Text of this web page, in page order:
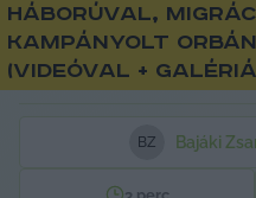
Háborúval,
kampányolt
(videóval +
BZ Bajáki
3 perc